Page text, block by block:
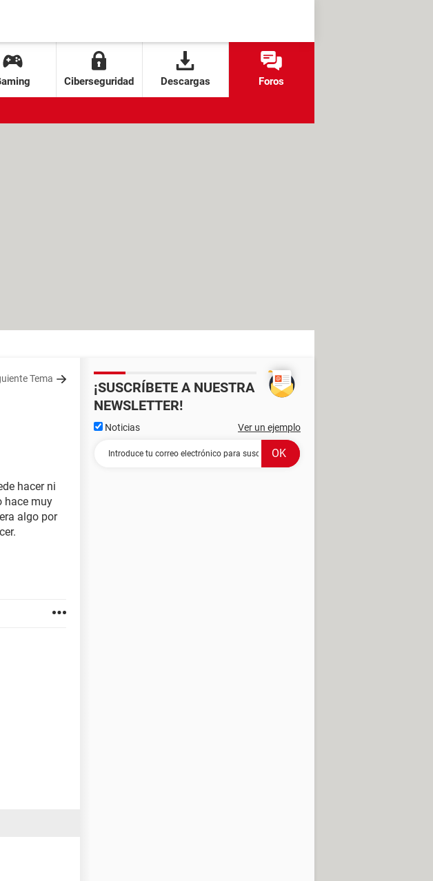
Ciberseguridad Descargas Foros
Tema
hacer ni
hace muy
algo por
¡SUSCRÍBETE A NUESTRA
NEWSLETTER!
Noticias Ver un ejemplo